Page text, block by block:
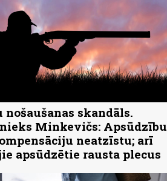
nošaušanas skandāls.
Minkevičs: Apsūdzību
neatzīstu; arī
apsūdzētie rausta plecus